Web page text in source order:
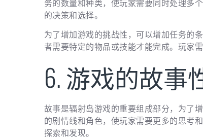
务的数量和种类，使玩家需要同时处理多
的决策和选择。
为了增加游戏的挑战性，可以增加任务的
者需要特定的物品或技能才能完成。玩家
6. 游戏的故事
故事是辐射岛游戏的重要组成部分，为了
的剧情线和角色，使玩家需要更多的思考
探索和发现。